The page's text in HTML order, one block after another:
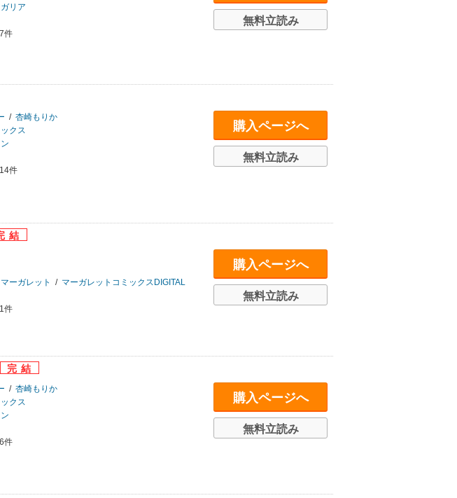
リア
件
無料立読み
/ 杏崎もりか
クス
件
購入ページへ
無料立読み
ーガレット / マーガレットコミックスDIGITAL
件
購入ページへ
無料立読み
/ 杏崎もりか
クス
件
購入ページへ
無料立読み